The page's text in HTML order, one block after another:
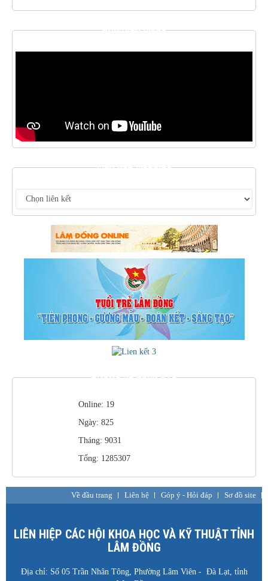
THƯ VIỆN VIDEO
LIÊN KẾT WEBSITE
THỐNG KÊ TRUY CẬP
Online: 19
Ngày: 825
Tháng: 9031
Tổng: 1285307
Về đầu trang Liên hệ Góp ý - Hỏi đáp Sơ đồ site
LIÊN HIỆP CÁC HỘI KHOA HỌC VÀ KỸ THUẬT TỈNH
LÂM ĐỒNG
Địa chỉ: Số 05 Trần Nhân Tông, Phường Lâm Viên - Đà Lạt, tỉnh